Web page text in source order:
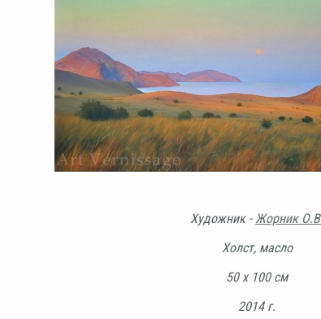
Художник - Жорник
Холст, масло
50 х 100 см
2014 г.